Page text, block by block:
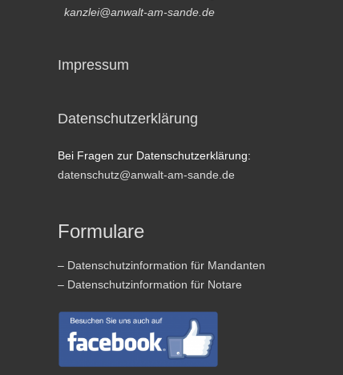
kanzlei@anwalt-am-sande.de
Impressum
Datenschutzerklärung
Bei Fragen zur Datenschutzerklärung:
datenschutz@anwalt-am-sande.de
Formulare
– Datenschutzinformation für Mandanten
– Datenschutzinformation für Notare